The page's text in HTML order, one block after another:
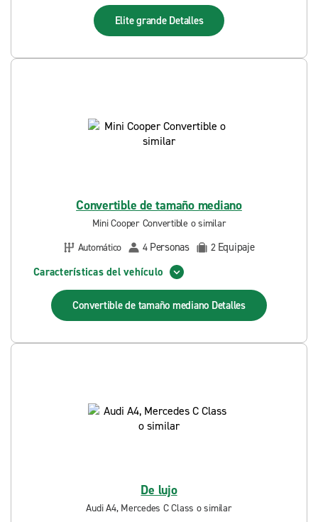
Elite grande Detalles
Convertible de tamaño mediano
Mini Cooper Convertible o similar
Automático
4 Personas 2 Equipaje
Características del vehículo
Convertible de tamaño mediano Detalles
De lujo
Audi A4, Mercedes C Class o similar